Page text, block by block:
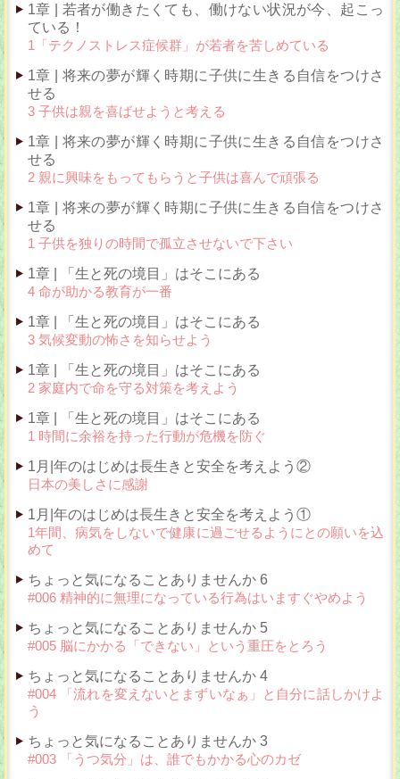
1章 | 若者が働きたくても、働けない状況が今、起こっ
ている！
1「テクノストレス症候群」が若者を苦しめている
1章 | 将来の夢が輝く時期に子供に生きる自信をつけさ
せる
3 子供は親を喜ばせようと考える
1章 | 将来の夢が輝く時期に子供に生きる自信をつけさ
せる
2 親に興味をもってもらうと子供は喜んで頑張る
1章 | 将来の夢が輝く時期に子供に生きる自信をつけさ
せる
1 子供を独りの時間で孤立させないで下さい
1章 | 「生と死の境目」はそこにある
4 命が助かる教育が一番
1章 | 「生と死の境目」はそこにある
3 気候変動の怖さを知らせよう
1章 | 「生と死の境目」はそこにある
2 家庭内で命を守る対策を考えよう
1章 | 「生と死の境目」はそこにある
1 時間に余裕を持った行動が危機を防ぐ
1月|年のはじめは長生きと安全を考えよう②
日本の美しさに感謝
1月|年のはじめは長生きと安全を考えよう①
1年間、病気をしないで健康に過ごせるようにとの願いを込
めて
ちょっと気になることありませんか 6
#006 精神的に無理になっている行為はいますぐやめよう
ちょっと気になることありませんか 5
#005 脳にかかる「できない」という重圧をとろう
ちょっと気になることありませんか 4
#004 「流れを変えないとまずいなぁ」と自分に話しかけよ
う
ちょっと気になることありませんか 3
#003 「うつ気分」は、誰でもかかる心のカゼ